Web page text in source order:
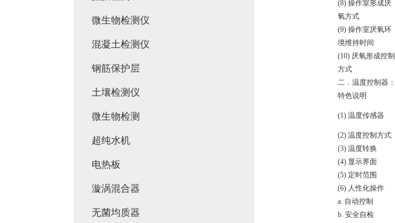
(8) 操作室形成厌
氧方式
(9) 操作室厌氧环
境维持时间
(10) 厌氧形成控制
方式
二．温度控制器：
特色说明
(1) 温度传感器
(2) 温度控制方式
(3) 温度转换
(4) 显示界面
(5) 定时范围
(6) 人性化操作
a. 自动控制
b. 安全自检
微生物检测仪
混凝土检测仪
钢筋保护层
土壤检测仪
微生物检测
超纯水机
电热板
漩涡混合器
无菌均质器